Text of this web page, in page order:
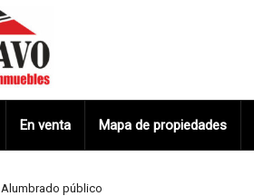
En venta Mapa de propiedades
Alumbrado público